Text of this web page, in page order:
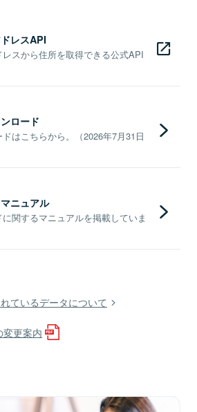
レスAPI
スから住所を取得できる公式API
ロード
はこちらから。（2026年7月31日
ニュアル
関するマニュアルを掲載していま
ているデータについて
更案内